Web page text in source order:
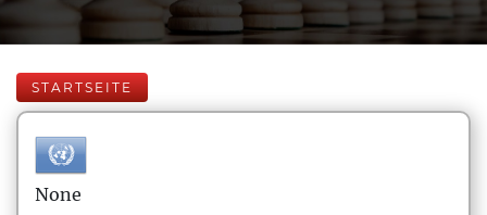
STARTSEITE
None